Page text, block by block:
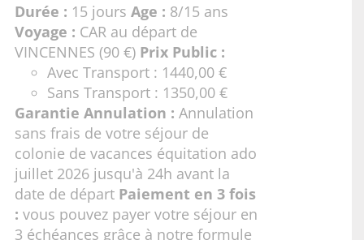
Durée : 15 joursAge : 8/15 ans
Voyage : CAR au départ de
VINCENNES (90 €) Prix Public :
Avec Transport : 1440,00 €
Sans Transport : 1350,00 €
Garantie Annulation : Annulation
sans frais de votre séjour de
colonie de vacances équitation ado
juillet 2026 jusqu'à 24h avant la
date de départ Paiement en 3 fois
: vous pouvez payer votre séjour en
3 échéances grâce à notre formule